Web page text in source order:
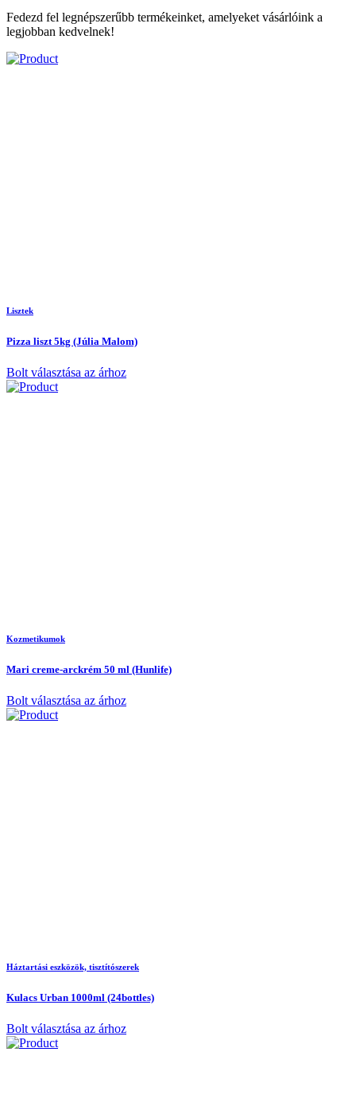
Fedezd fel legnépszerűbb termékeinket, amelyeket vásárlóink a
legjobban kedvelnek!
Lisztek
Pizza liszt 5kg (Júlia Malom)
Bolt választása az árhoz
Kozmetikumok
Mari creme-arckrém 50 ml (Hunlife)
Bolt választása az árhoz
Háztartási eszközök, tisztítószerek
Kulacs Urban 1000ml (24bottles)
Bolt választása az árhoz